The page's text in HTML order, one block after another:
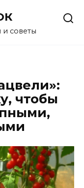
советы
чтобы